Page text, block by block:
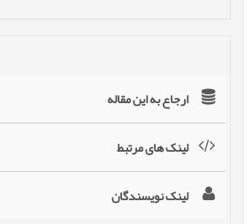
ارجاع به این مقاله
لینک های مرتبط
لینک نویسندگان